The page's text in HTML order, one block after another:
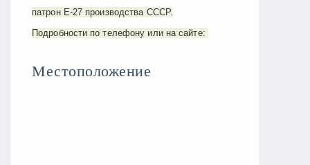
патрон Е-27 производства СССР.
Подробности по телефону или на сайте:
Местоположение